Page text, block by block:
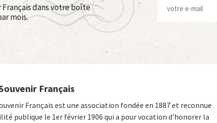
dans votre boîte
mois.
Français
Français est une association fondée en 1887 et reconnue
publique le 1er février 1906 qui a pour vocation d'honorer la